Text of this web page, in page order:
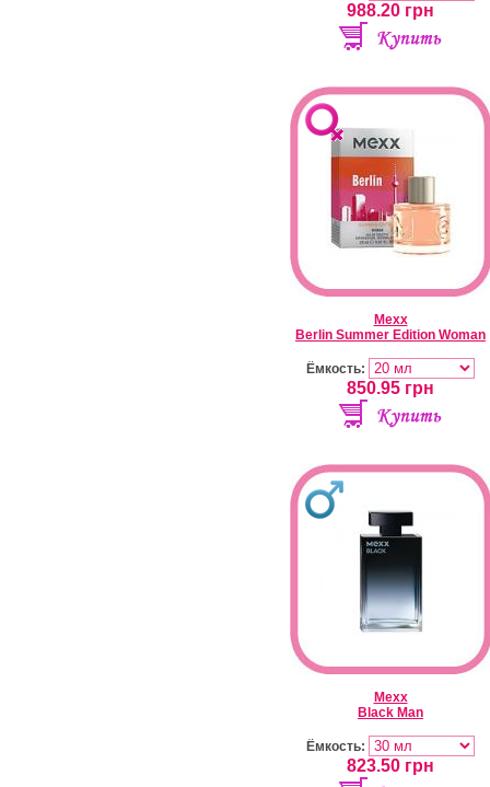
988.20 грн
Mexx
Berlin Summer Edition Woman
Ёмкость:
850.95 грн
Mexx
Black Man
Ёмкость:
823.50 грн